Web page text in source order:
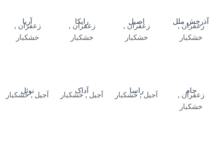
آذرخش ملل
زعفران,
خشکبار
اصیل
زعفران ,
خشکبار
رایکا
زعفران ,
خشکبار
آریا
زعفران ,
خشکبار
جام
زعفران ,
خشکبار
راسا
آجیل, خشکبار
آداک
آجیل, خشکبار
نوئل
آجیل, خشکبار